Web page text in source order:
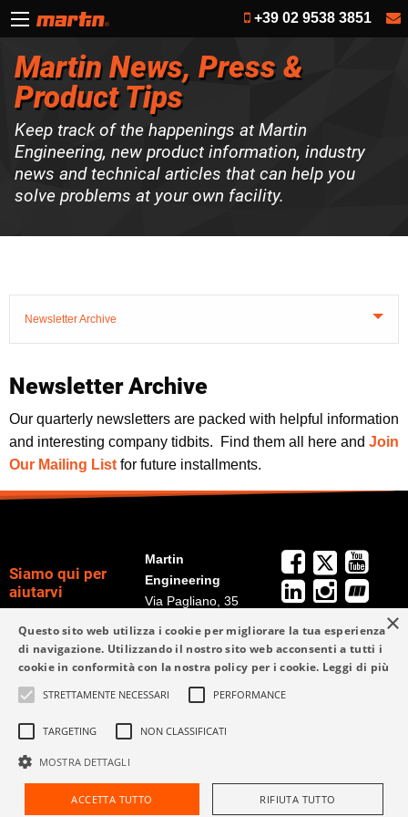
+39 02 9538 3851
Martin News, Press &
Product Tips
Keep track of the happenings at Martin
Engineering, new product information, industry
news and technical articles that can help you
solve problems at your own facility.
Newsletter Archive
Newsletter Archive
Our quarterly newsletters are packed with helpful information
and interesting company tidbits. Find them all here and Join
Our Mailing List for future installments.
Siamo qui per
aiutarvi
+39 02 9538 3851
Martin
Engineering
Via Pagliano, 35
Italy
Dove siamo
info@martin-eng.it
Politica per la
privacy
Termini e condizioni
d‘uso
Richiedi assistenza
Trova un
rappresentante
×
Questo sito web utilizza i cookie per migliorare la tua esperienza
di navigazione. Utilizzando il nostro sito web acconsenti a tutti i
cookie in conformità con la nostra policy per i cookie. Leggi di più
STRETTAMENTE NECESSARI PERFORMANCE
TARGETING NON CLASSIFICATI
MOSTRA DETTAGLI
ACCETTA TUTTO RIFIUTA TUTTO